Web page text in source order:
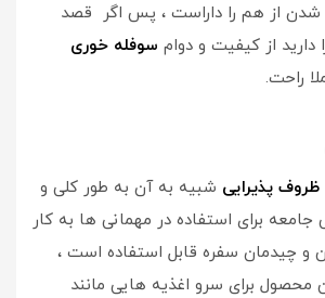
شدن از هم را داراست ، پس اگر قصد
از کیفیت و دوام سوفله خوری
راحت.
ظروف پذیرایی شبیه به آن به طور کلی و
جامعه برای استفاده در مهمانی ها به کار
و چیدمان سفره قابل استفاده است ،
محصول برای سرو اغذیه هایی مانند